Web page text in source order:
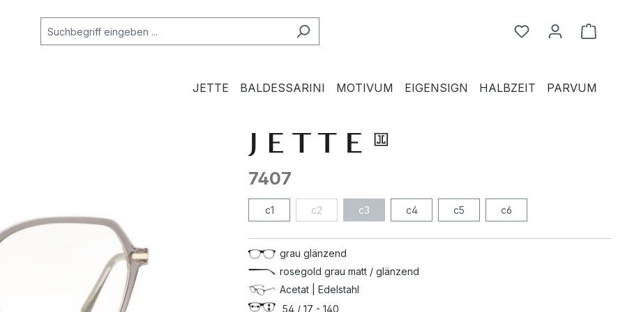
Du hast 0
JETTE BALDESSARINI MOTIVUM EIGENSIGN HALBZEIT PARVUM
7407
c1 c2 c3 c4 c5 c6
grau glänzend
rosegold grau matt / glänzend
Acetat | Edelstahl
54 / 17 - 140